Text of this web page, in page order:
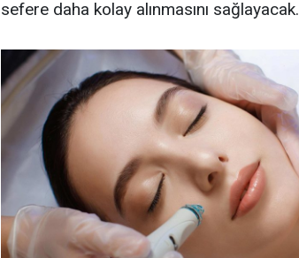
sefere daha kolay alınmasını sağlayacak.